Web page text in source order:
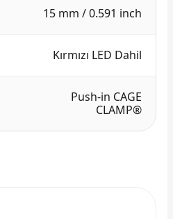
15 mm / 0.591 inch
Kırmızı LED Dahil
Push-in CAGE
CLAMP®